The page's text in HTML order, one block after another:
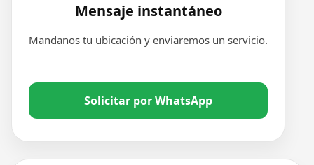
Mensaje instantáneo
Mandanos tu ubicación y enviaremos un servicio.
Solicitar por WhatsApp